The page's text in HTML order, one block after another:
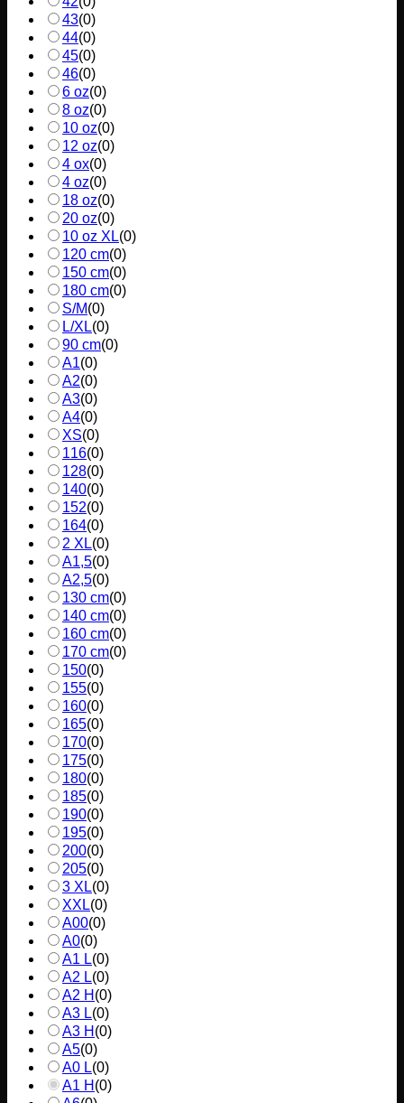
43(0)
44(0)
45(0)
46(0)
6 oz(0)
8 oz(0)
10 oz(0)
12 oz(0)
4 ox(0)
4 oz(0)
18 oz(0)
20 oz(0)
10 oz XL(0)
120 cm(0)
150 cm(0)
180 cm(0)
S/M(0)
L/XL(0)
90 cm(0)
A1(0)
A2(0)
A3(0)
A4(0)
XS(0)
116(0)
128(0)
140(0)
152(0)
164(0)
2 XL(0)
A1,5(0)
A2,5(0)
130 cm(0)
140 cm(0)
160 cm(0)
170 cm(0)
150(0)
155(0)
160(0)
165(0)
170(0)
175(0)
180(0)
185(0)
190(0)
195(0)
200(0)
205(0)
3 XL(0)
XXL(0)
A00(0)
A0(0)
A1 L(0)
A2 L(0)
A2 H (0)
A3 L(0)
A3 H (0)
A5(0)
A0 L(0)
A1 H (0)